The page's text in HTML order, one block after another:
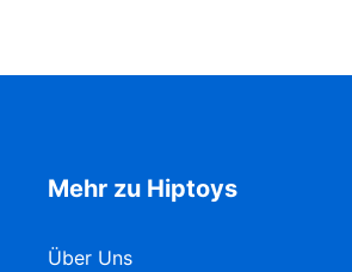
Mehr zu Hiptoys
Über Uns